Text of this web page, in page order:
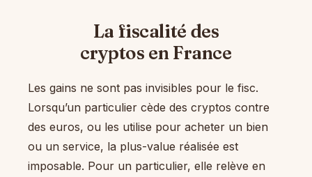
La fiscalité des
cryptos en France
Les gains ne sont pas invisibles pour le fisc.
Lorsqu’un particulier cède des cryptos contre
des euros, ou les utilise pour acheter un bien
ou un service, la plus-value réalisée est
imposable. Pour un particulier, elle relève en